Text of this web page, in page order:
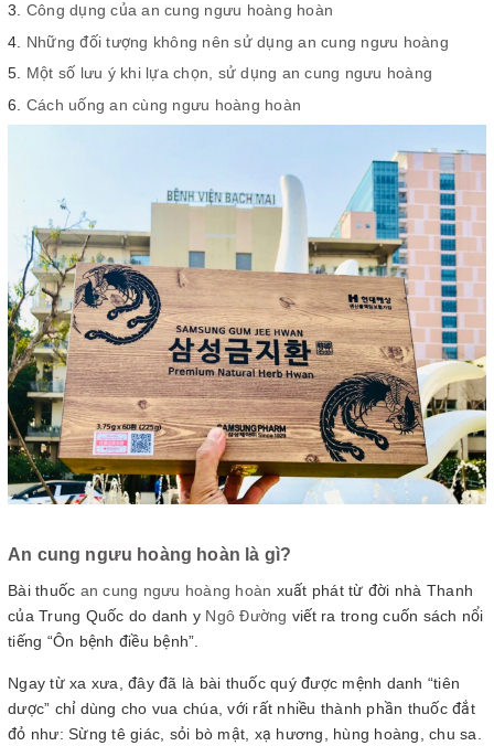
Công dụng của an cung ngưu hoàng hoàn
Những đối tượng không nên sử dụng an cung ngưu hoàng
Một số lưu ý khi lựa chọn, sử dụng an cung ngưu hoàng
Cách uống an cùng ngưu hoàng hoàn
An cung ngưu hoàng hoàn là gì?
Bài thuốc an cung ngưu hoàng hoàn xuất phát từ đời nhà Thanh
của Trung Quốc do danh y Ngô Đường viết ra trong cuốn sách nổi
tiếng “Ôn bệnh điều bệnh”.
Ngay từ xa xưa, đây đã là bài thuốc quý được mệnh danh “tiên
dược” chỉ dùng cho vua chúa, với rất nhiều thành phần thuốc đắt
đỏ như: Sừng tê giác, sỏi bò mật, xạ hương, hùng hoàng, chu sa.